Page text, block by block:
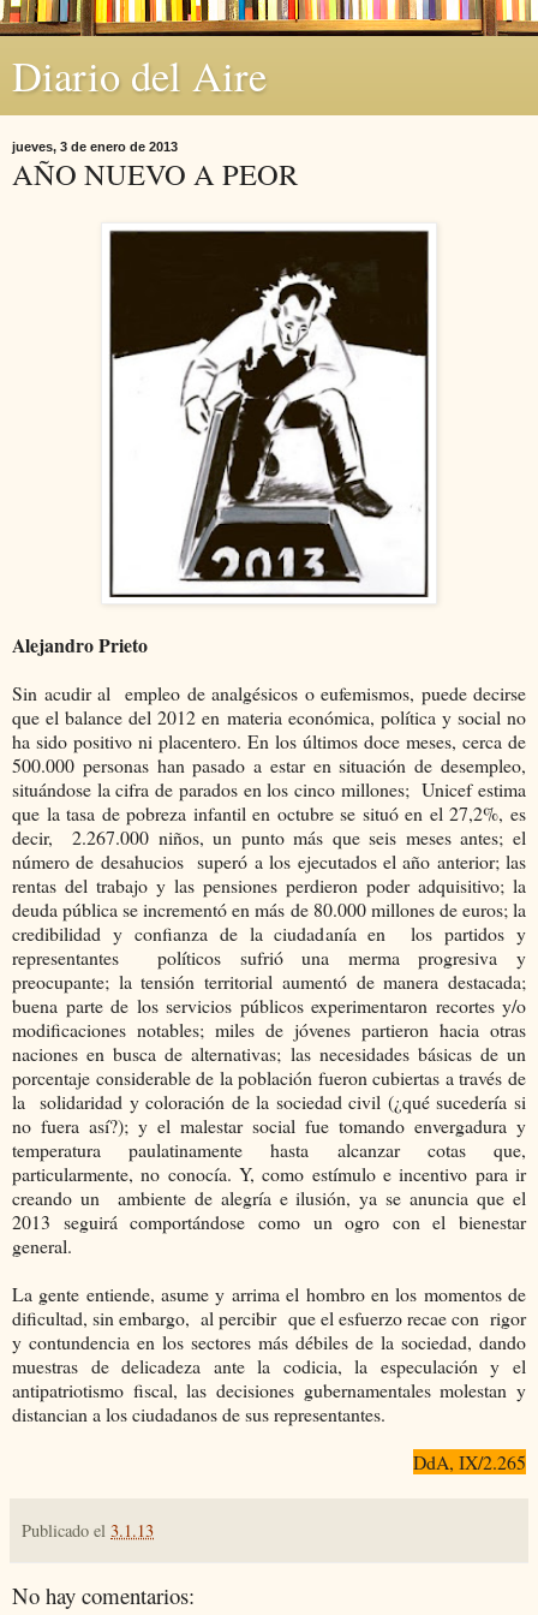
Diario del Aire
jueves, 3 de enero de 2013
AÑO NUEVO A PEOR
Alejandro Prieto
Sin acudir al empleo de analgésicos o eufemismos, puede decirse
que el balance del 2012 en materia económica, política y social no
ha sido positivo ni placentero. En los últimos doce meses, cerca de
500.000 personas han pasado a estar en situación de desempleo,
situándose la cifra de parados en los cinco millones; Unicef estima
que la tasa de pobreza infantil en octubre se situó en el 27,2%, es
decir, 2.267.000 niños, un punto más que seis meses antes; el
número de desahucios superó a los ejecutados el año anterior; las
rentas del trabajo y las pensiones perdieron poder adquisitivo; la
deuda pública se incrementó en más de 80.000 millones de euros; la
credibilidad y confianza de la ciudadanía en los partidos y
representantes políticos sufrió una merma progresiva y
preocupante; la tensión territorial aumentó de manera destacada;
buena parte de los servicios públicos experimentaron recortes y/o
modificaciones notables; miles de jóvenes partieron hacia otras
naciones en busca de alternativas; las necesidades básicas de un
porcentaje considerable de la población fueron cubiertas a través de
la solidaridad y coloración de la sociedad civil (¿qué sucedería si
no fuera así?); y el malestar social fue tomando envergadura y
temperatura paulatinamente hasta alcanzar cotas que,
particularmente, no conocía. Y, como estímulo e incentivo para ir
creando un ambiente de alegría e ilusión, ya se anuncia que el
2013 seguirá comportándose como un ogro con el bienestar
general.
La gente entiende, asume y arrima el hombro en los momentos de
dificultad, sin embargo, al percibir que el esfuerzo recae con rigor
y contundencia en los sectores más débiles de la sociedad, dando
muestras de delicadeza ante la codicia, la especulación y el
antipatriotismo fiscal, las decisiones gubernamentales molestan y
distancian a los ciudadanos de sus representantes.
DdA, IX/2.265
Publicado el 3.1.13
No hay comentarios: